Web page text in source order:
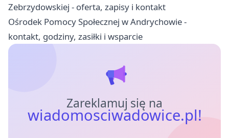
Zebrzydowskiej - oferta, zapisy i kontakt
Ośrodek Pomocy Społecznej w Andrychowie -
kontakt, godziny, zasiłki i wsparcie
Zareklamuj się na
wiadomosciwadowice.pl!